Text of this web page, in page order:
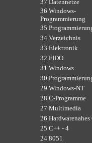
37 Datennetze
36 Windows-
Programmierung
35
34 Verzeichnis
33 Elektronik
32 FIDO
31 Windows
30
29 Windows-NT
28 C-Programme
27 Multimedia
26 Hardwarenahes
25 C++ - 4
24 8051